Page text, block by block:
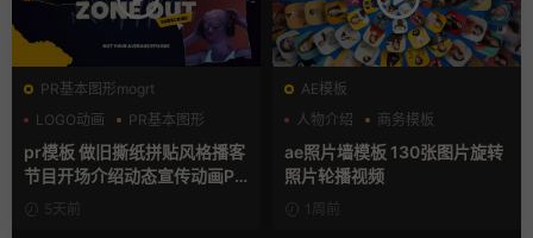
PR基本图形mogrt
LOGO动画
PR基本图形
复古风
pr模板 做旧撕纸拼贴风格播客
节目开场介绍动态宣传动画PR
模版5天前
AE模板
人物介绍
商务模板
幻灯片
ae照片墙模板 130张图片旋转
照片轮播视频
1周前